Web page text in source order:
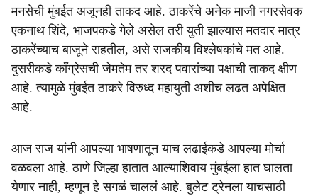
मनसेची मुंबईत अजूनही ताकद आहे. ठाकरेंचे अनेक माजी नगरसेवक
एकनाथ शिंदे, भाजपकडे गेले असेल तरी युती झाल्यास मतदार मात्र
ठाकरेंच्याच बाजूने राहतील, असे राजकीय विश्लेषकांचे मत आहे.
दुसरीकडे काँग्रेसची जेमतेम तर शरद पवारांच्या पक्षाची ताकद क्षीण
आहे. त्यामुळे मुंबईत ठाकरे विरुध्द महायुती अशीच लढत अपेक्षित
आहे.
आज राज यांनी आपल्या भाषणातून याच लढाईकडे आपल्या मोर्चा
वळवला आहे. ठाणे जिल्हा हातात आल्याशिवाय मुंबईला हात घालता
येणार नाही, म्हणून हे सगळं चाललं आहे. बुलेट ट्रेनला याचसाठी